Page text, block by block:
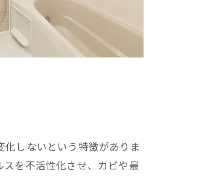
しないという特徴がありま
を不活性化させ、カビや最